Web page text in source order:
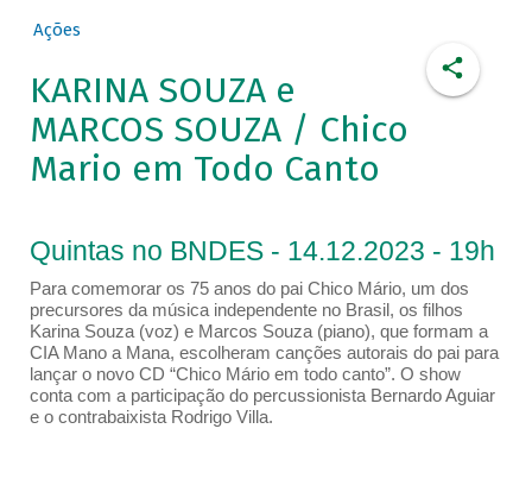
Ações
KARINA SOUZA e
MARCOS SOUZA / Chico
Mario em Todo Canto
Quintas no BNDES - 14.12.2023 - 19h
Para comemorar os 75 anos do pai Chico Mário, um dos
precursores da música independente no Brasil, os filhos
Karina Souza (voz) e Marcos Souza (piano), que formam a
CIA Mano a Mana, escolheram canções autorais do pai para
lançar o novo CD “Chico Mário em todo canto”. O show
conta com a participação do percussionista Bernardo Aguiar
e o contrabaixista Rodrigo Villa.